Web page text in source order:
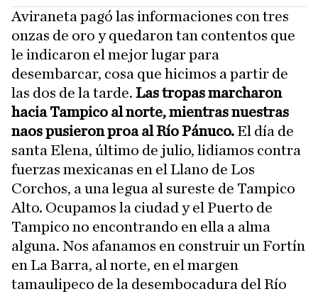
Aviraneta pagó las informaciones con tres
onzas de oro y quedaron tan contentos que
le indicaron el mejor lugar para
desembarcar, cosa que hicimos a partir de
las dos de la tarde. Las tropas marcharon
hacia Tampico al norte, mientras nuestras
naos pusieron proa al Río Pánuco.El día de
santa Elena, último de julio, lidiamos contra
fuerzas mexicanas en el Llano de Los
Corchos, a una legua al sureste de Tampico
Alto. Ocupamos la ciudad y el Puerto de
Tampico no encontrando en ella a alma
alguna. Nos afanamos en construir un Fortín
en La Barra, al norte, en el margen
tamaulipeco de la desembocadura del Río